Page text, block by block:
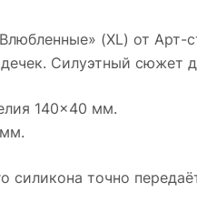
(XL) от
Силуэтный сюжет
140×40 мм.
силикона точно